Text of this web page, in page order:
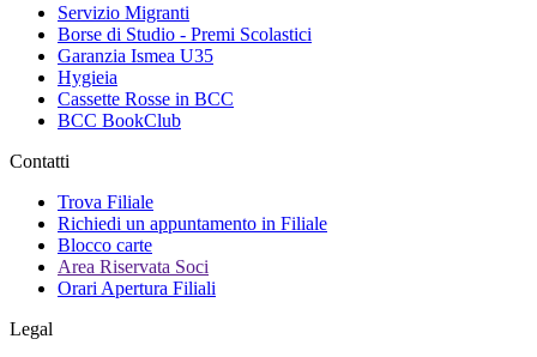
Servizio Migranti
Borse di Studio - Premi Scolastici
Garanzia Ismea U35
Hygieia
Cassette Rosse in BCC
BCC BookClub
Contatti
Trova Filiale
Richiedi un appuntamento in Filiale
Blocco carte
Area Riservata Soci
Orari Apertura Filiali
Legal